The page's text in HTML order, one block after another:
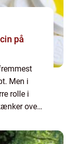
på
Men i
rolle i
over.